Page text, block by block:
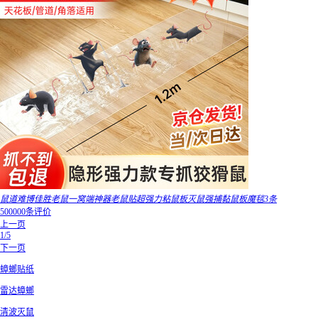
鼠道难博佳胜老鼠一窝端神器老鼠贴超强力粘鼠板灭鼠强捕黏鼠板魔毯3条
500000条评价
上一页
1/5
下一页
蟑螂贴纸
雷达蟑螂
清波灭鼠